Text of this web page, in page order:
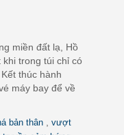
miền đất lạ, Hồ
trong túi chỉ có
thúc hành
máy bay để về
bản thân
vượt